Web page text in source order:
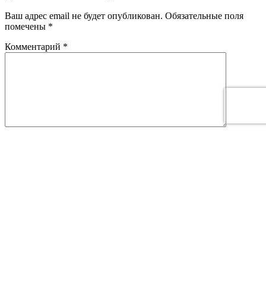
Ваш адрес email не будет опубликован. Обязательные поля
помечены *
Комментарий *